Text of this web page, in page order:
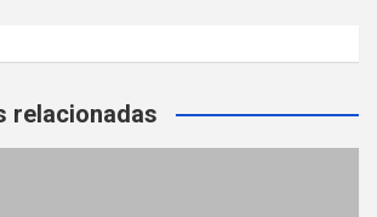
relacionadas